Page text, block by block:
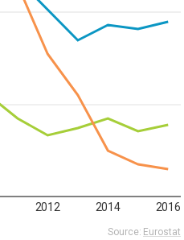
2016
2014
2012
Source: Eurostat